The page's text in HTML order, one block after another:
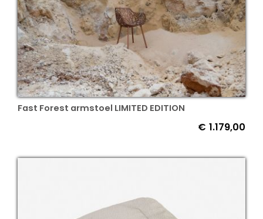
Fast Forest armstoel LIMITED EDITION
€ 1.179,00